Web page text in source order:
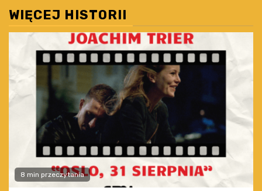
WIĘCEJ HISTORII
8 min przeczytania